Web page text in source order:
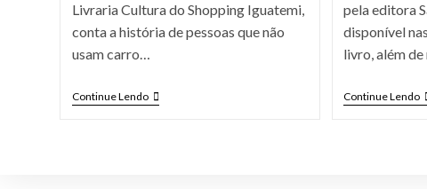
Livraria Cultura do Shopping Iguatemi,
conta a história de pessoas que não
usam carro…
Continue Lendo
pela editora
disponível
livro, além
Continue Lendo